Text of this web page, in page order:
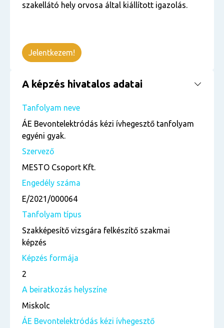
szakellátó hely orvosa által kiállított igazolás.
Jelentkezem!
A képzés hivatalos adatai
Tanfolyam neve
ÁE Bevontelektródás kézi ívhegesztő tanfolyam
egyéni gyak.
Szervező
MESTO Csoport Kft.
Engedély száma
E/2021/000064
Tanfolyam típus
Szakképesítő vizsgára felkészítő szakmai
képzés
Képzés formája
2
A beiratkozás helyszíne
Miskolc
ÁE Bevontelektródás kézi ívhegesztő